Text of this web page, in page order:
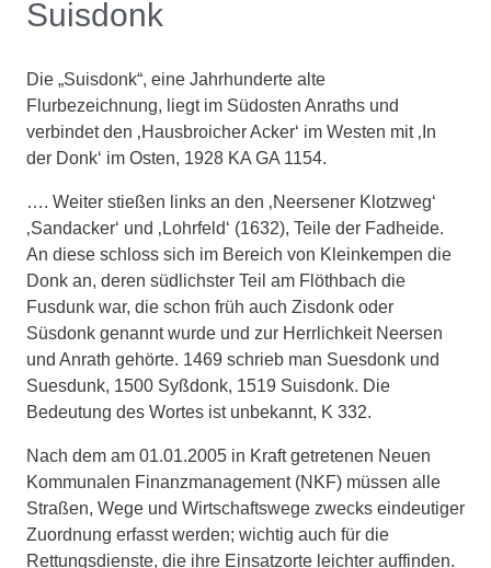
Suisdonk
Die „Suisdonk“, eine Jahrhunderte alte
Flurbezeichnung, liegt im Südosten Anraths und
verbindet den ‚Hausbroicher Acker‘ im Westen mit ‚In
der Donk‘ im Osten, 1928 KA GA 1154.
…. Weiter stießen links an den ‚Neersener Klotzweg‘
‚Sandacker‘ und ‚Lohrfeld‘ (1632), Teile der Fadheide.
An diese schloss sich im Bereich von Kleinkempen die
Donk an, deren südlichster Teil am Flöthbach die
Fusdunk war, die schon früh auch Zisdonk oder
Süsdonk genannt wurde und zur Herrlichkeit Neersen
und Anrath gehörte. 1469 schrieb man Suesdonk und
Suesdunk, 1500 Syßdonk, 1519 Suisdonk. Die
Bedeutung des Wortes ist unbekannt, K 332.
Nach dem am 01.01.2005 in Kraft getretenen Neuen
Kommunalen Finanzmanagement (NKF) müssen alle
Straßen, Wege und Wirtschaftswege zwecks eindeutiger
Zuordnung erfasst werden; wichtig auch für die
Rettungsdienste, die ihre Einsatzorte leichter auffinden.